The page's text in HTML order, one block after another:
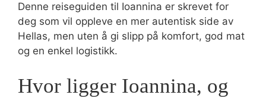
Denne reiseguiden til Ioannina er skrevet for
deg som vil oppleve en mer autentisk side av
Hellas, men uten å gi slipp på komfort, god mat
og en enkel logistikk.
Hvor ligger Ioannina, og